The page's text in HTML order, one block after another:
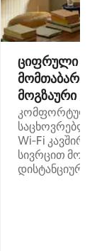
ციფრული
მოგზაური
კომფორტული
Wi‑Fi
სივრცით
დისტანციური